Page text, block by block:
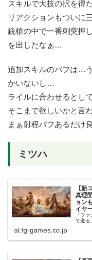
スキルで大技の択を得
リアクションもついに
銃槍の中で一番刺突押
を出したなぁ…
追加スキルのバフは…
かいないし…
ライルに合わせるとし
そこまで欲しいかと言
まぁ射程バフあるだけ
ミツハ
【新
真理
ョン
イヤ
『フ
で送る
al.fg-games.co.jp